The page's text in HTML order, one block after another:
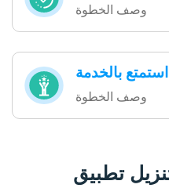
وصف الخطوة
استمتع بالخدمة
وصف الخطوة